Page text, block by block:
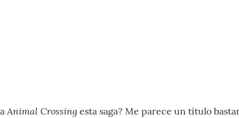
Animal Crossing esta saga? Me parece un título